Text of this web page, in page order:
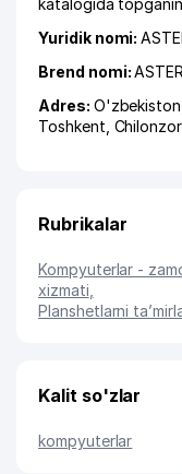
katalogida
Yuridik nomi:
Brend nomi:
Adres:
Toshkent
Rubrikalar
Kompyuterlar -
xizmati
Planshetlarni
Kalit so'zlar
kompyuterlar